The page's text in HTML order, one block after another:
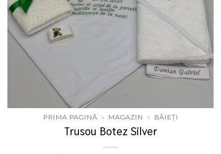
PRIMA PAGINĂ » MAGAZIN » BĂIEȚI
Trusou Botez Silver